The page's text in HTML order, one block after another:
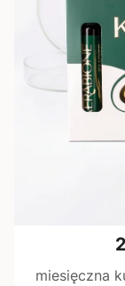
miesięczna